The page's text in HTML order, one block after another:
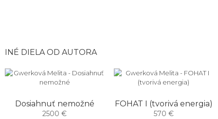
INÉ DIELA OD AUTORA
Dosiahnuť nemožné
2500 €
FOHAT I (tvorivá energia)
570 €